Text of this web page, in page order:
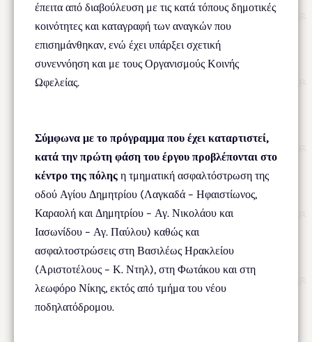
έπειτα από διαβούλευση με τις κατά τόπους δημοτικές
κοινότητες και καταγραφή των αναγκών που
επισημάνθηκαν, ενώ έχει υπάρξει σχετική
συνεννόηση και με τους Οργανισμούς Κοινής
Ωφελείας.
Σύμφωνα με το πρόγραμμα που έχει καταρτιστεί,
κατά την πρώτη φάση του έργου προβλέπονται στο
κέντρο της πόλης η τμηματική ασφαλτόστρωση της
οδού Αγίου Δημητρίου (Λαγκαδά – Ηφαιστίωνος,
Καραολή και Δημητρίου – Αγ. Νικολάου και
Ιασωνίδου – Αγ. Παύλου) καθώς και
ασφαλτοστρώσεις στη Βασιλέως Ηρακλείου
(Αριστοτέλους – Κ. Ντηλ), στη Φωτάκου και στη
λεωφόρο Νίκης, εκτός από τμήμα του νέου
ποδηλατόδρομου.